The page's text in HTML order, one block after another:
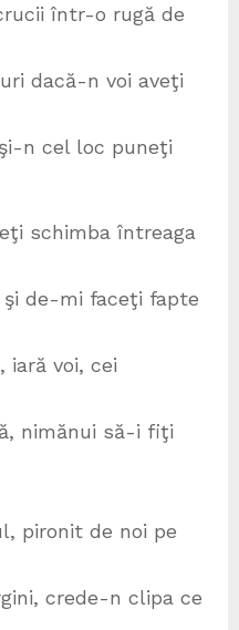
într-o rugă de
dacă-n voi aveţi
n cel loc puneţi
schimba întreaga
şi de-mi faceţi fapte
iară voi, cei
nimănui să-i fiţi
pironit de noi pe
crede-n clipa ce